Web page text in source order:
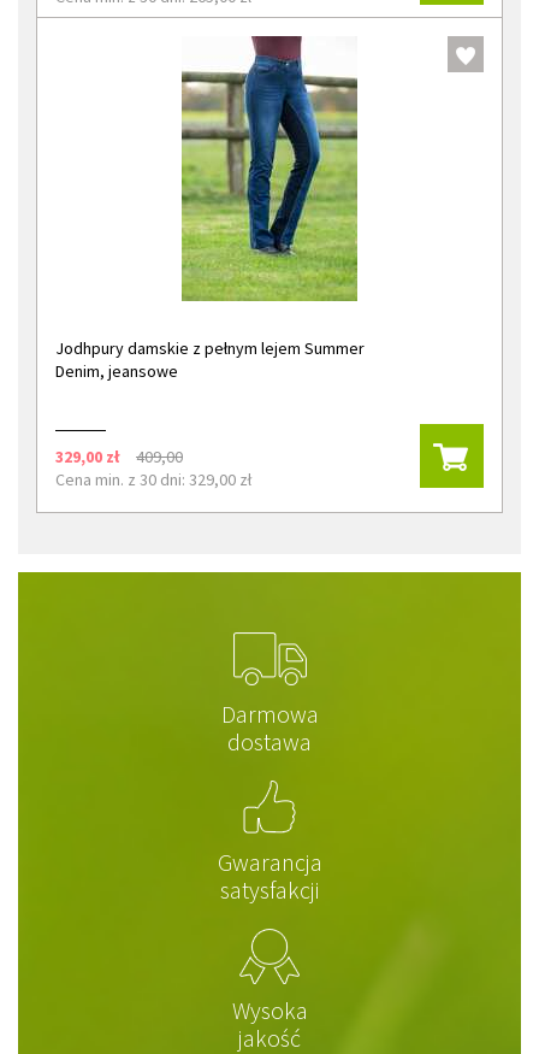
Jodhpury damskie z pełnym lejem Summer
Denim, jeansowe
329,00 zł
409,00
Cena min. z 30 dni: 329,00 zł
Darmowa
dostawa
Gwarancja
satysfakcji
Wysoka
jakość